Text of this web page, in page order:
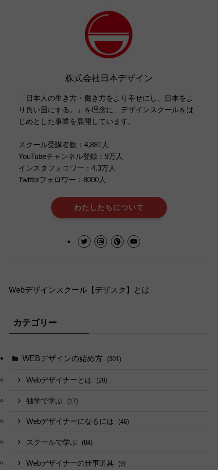
株式会社日本デザイン
「日本人の生き方・働き方をより幸せにし、日本をよ
り良い国にする。」を理念に、デザインスクールをは
じめとした事業を展開しています。
スクール受講者数：4,881人
YouTubeチャンネル登録：9万人
インスタフォロワー：4.3万人
Twitterフォロワー：8000人
わたしたちについて
Webデザインスクール【デザスク】とは
カテゴリー
WEBデザインの始め方 (301)
Webデザイナーとは (29)
独学で学ぶ (17)
Webデザイナーになるには (46)
スクールで学ぶ (84)
Webデザイナーの仕事道具 (9)